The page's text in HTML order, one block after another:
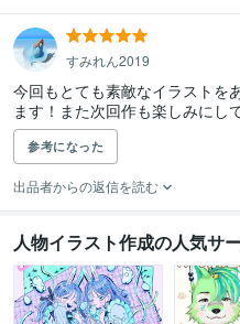
すみれん2019
今回もとても素敵なイラストを
ます！また次回作も楽しみにし
参考になった
出品者からの返信を読む
人物イラスト作成の人気サ